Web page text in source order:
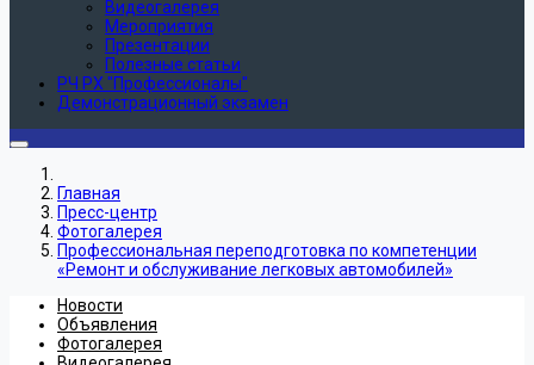
Видеогалерея
Мероприятия
Презентации
Полезные статьи
РЧ РХ "Профессионалы"
Демонстрационный экзамен
Главная
Пресс-центр
Фотогалерея
Профессиональная переподготовка по компетенции
«Ремонт и обслуживание легковых автомобилей»
Новости
Объявления
Фотогалерея